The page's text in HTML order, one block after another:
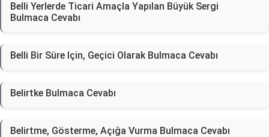
Belli Yerlerde Ticari Amaçla Yapılan Büyük Sergi
Bulmaca Cevabı
Belli Bir Süre Için, Geçici Olarak Bulmaca Cevabı
Belirtke Bulmaca Cevabı
Belirtme, Gösterme, Açığa Vurma Bulmaca Cevabı